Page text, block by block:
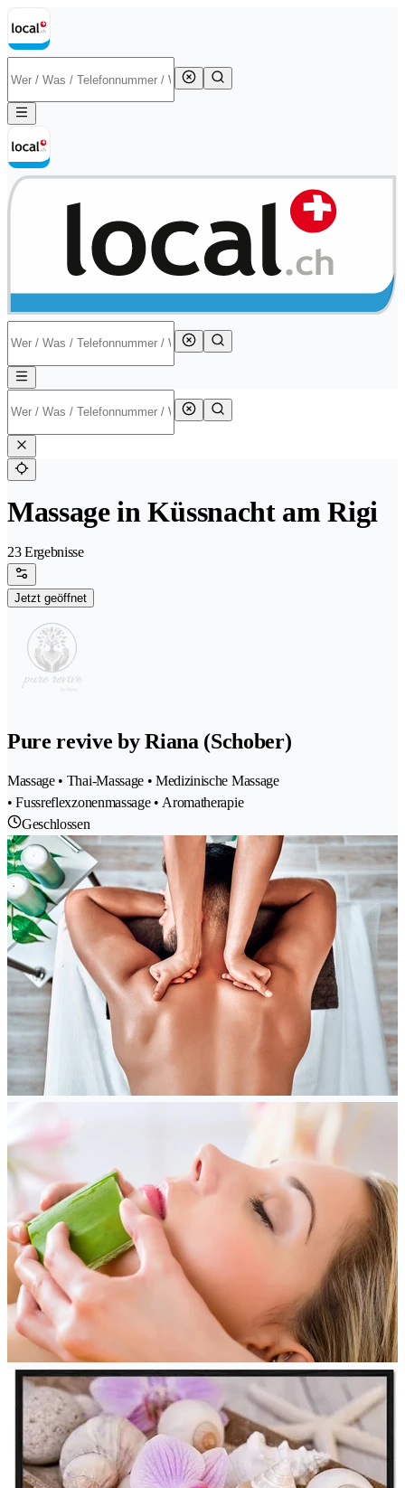
Massage in Küssnacht am Rigi
23 Ergebnisse
Jetzt geöffnet
Pure revive by Riana (Schober)
Massage • Thai-Massage • Medizinische Massage
• Fussreflexzonenmassage • Aromatherapie
Geschlossen